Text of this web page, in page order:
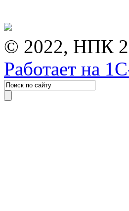
© 2022, НПК
Работает на